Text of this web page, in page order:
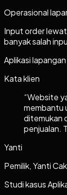
Operasional
Input order
banyak salah
Aplikasi
Kata klien
“Website
membantu
ditemukan
penjualan.
Yanti
Pemilik, Yanti
Studi kasus